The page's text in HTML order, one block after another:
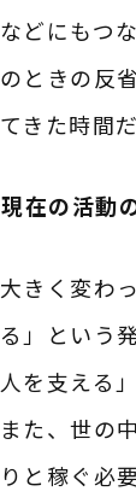
などにもつ
のときの反
てきた時間
――現在の活
大きく変わ
る」という
人を支える
また、世の
りと稼ぐ必